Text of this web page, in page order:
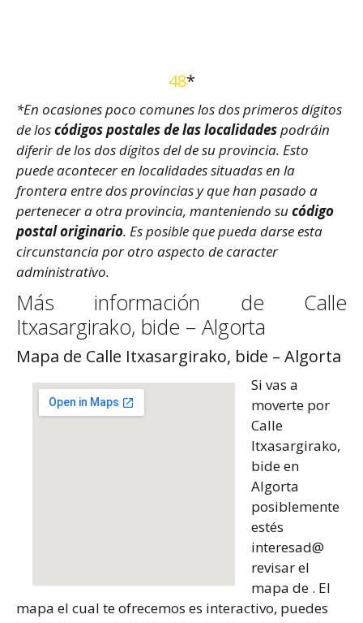
48*
*En ocasiones poco comunes los dos primeros dígitos
de loscódigos postales de las localidadespodráin
diferir de los dos dígitos del de su provincia. Esto
puede acontecer en localidades situadas en la
frontera entre dos provincias y que han pasado a
pertenecer a otra provincia, manteniendo sucódigo
postal originario. Es posible que pueda darse esta
circunstancia por otro aspecto de caracter
administrativo.
Más información de Calle
Itxasargirako, bide – Algorta
Mapa de Calle Itxasargirako, bide – Algorta
Si vas a
moverte por
Calle
Itxasargirako,
bide en
Algorta
posiblemente
estés
interesad@
revisar el
mapa de . El
mapa el cual te ofrecemos es interactivo, puedes